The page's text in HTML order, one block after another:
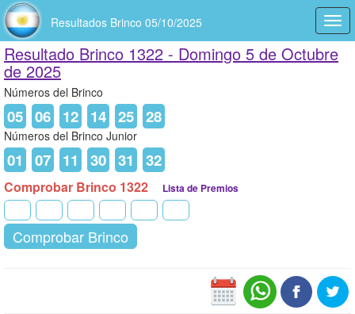
Resultados Brinco 05/10/2025
Resultado Brinco 1322 - Domingo 5 de Octubre
de 2025
Números del Brinco
05 06 12 14 25 28
Números del Brinco Junior
01 07 11 30 31 32
Comprobar Brinco 1322 Lista de Premios
Comprobar Brinco